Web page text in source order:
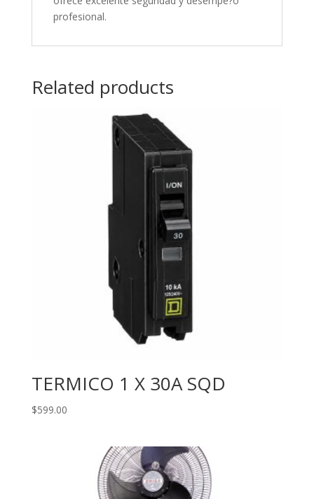
profesional.
Related products
TERMICO 1 X 30A SQD
$599.00